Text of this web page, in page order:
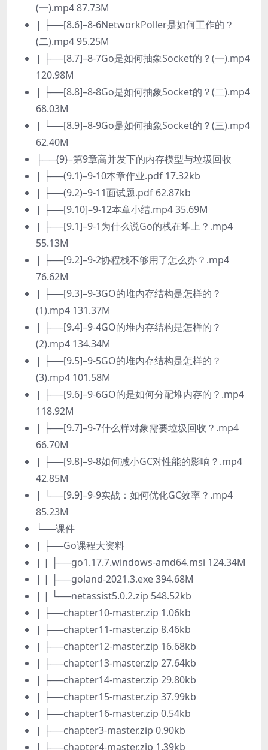
(一).mp4 87.73M
| ├──[8.6]–8-6NetworkPoller是如何工作的？
(二).mp4 95.25M
| ├──[8.7]–8-7Go是如何抽象Socket的？(一).mp4
120.98M
| ├──[8.8]–8-8Go是如何抽象Socket的？(二).mp4
68.03M
| └──[8.9]–8-9Go是如何抽象Socket的？(三).mp4
62.40M
├──{9}–第9章高并发下的内存模型与垃圾回收
| ├──(9.1)–9-10本章作业.pdf 17.32kb
| ├──(9.2)–9-11面试题.pdf 62.87kb
| ├──[9.10]–9-12本章小结.mp4 35.69M
| ├──[9.1]–9-1为什么说Go的栈在堆上？.mp4
55.13M
| ├──[9.2]–9-2协程栈不够用了怎么办？.mp4
76.62M
| ├──[9.3]–9-3GO的堆内存结构是怎样的？
(1).mp4 131.37M
| ├──[9.4]–9-4GO的堆内存结构是怎样的？
(2).mp4 134.34M
| ├──[9.5]–9-5GO的堆内存结构是怎样的？
(3).mp4 101.58M
| ├──[9.6]–9-6GO的是如何分配堆内存的？.mp4
118.92M
| ├──[9.7]–9-7什么样对象需要垃圾回收？.mp4
66.70M
| ├──[9.8]–9-8如何减小GC对性能的影响？.mp4
42.85M
| └──[9.9]–9-9实战：如何优化GC效率？.mp4
85.23M
└──课件
| ├──Go课程大资料
| | ├──go1.17.7.windows-amd64.msi 124.34M
| | ├──goland-2021.3.exe 394.68M
| | └──netassist5.0.2.zip 548.52kb
| ├──chapter10-master.zip 1.06kb
| ├──chapter11-master.zip 8.46kb
| ├──chapter12-master.zip 16.68kb
| ├──chapter13-master.zip 27.64kb
| ├──chapter14-master.zip 29.80kb
| ├──chapter15-master.zip 37.99kb
| ├──chapter16-master.zip 0.54kb
| ├──chapter3-master.zip 0.90kb
| ├──chapter4-master.zip 1.39kb